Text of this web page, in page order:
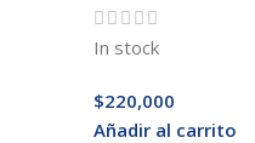
In stock
$220,000
Añadir al carrito